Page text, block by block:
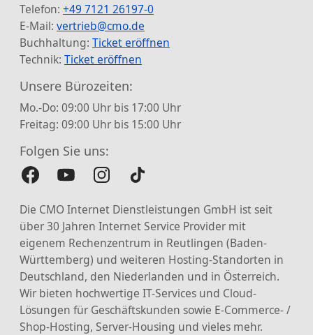
Telefon: +49 7121 26197-0
E-Mail: vertrieb@cmo.de
Buchhaltung: Ticket eröffnen
Technik: Ticket eröffnen
Unsere Bürozeiten:
Mo.-Do: 09:00 Uhr bis 17:00 Uhr
Freitag: 09:00 Uhr bis 15:00 Uhr
Folgen Sie uns:
Die CMO Internet Dienstleistungen GmbH ist seit
über 30 Jahren Internet Service Provider mit
eigenem Rechenzentrum in Reutlingen (Baden-
Württemberg) und weiteren Hosting-Standorten in
Deutschland, den Niederlanden und in Österreich.
Wir bieten hochwertige IT-Services und Cloud-
Lösungen für Geschäftskunden sowie E-Commerce- /
Shop-Hosting, Server-Housing und vieles mehr.